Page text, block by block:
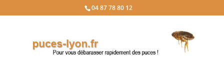
04 87 78 80 12